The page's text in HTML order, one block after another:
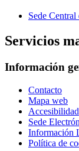
Sede
Servicios
Información
Contacto
Mapa web
Accesibilidad
Sede
Información
Política de